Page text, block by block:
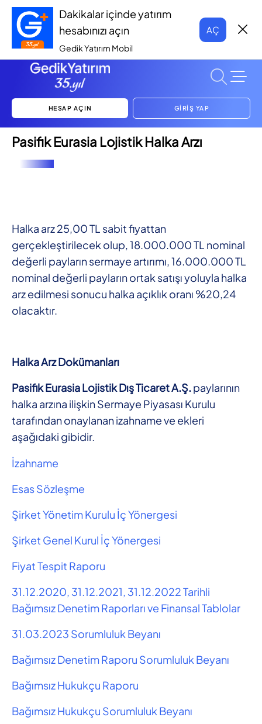
Dakikalar içinde yatırım
hesabınızı açın
Gedik Yatırım Mobil
AÇ
HESAP AÇIN GİRİŞ YAP
Pasifik Eurasia Lojistik Halka Arzı
Halka arz 25,00 TL sabit fiyattan
gerçekleştirilecek olup, 18.000.000 TL nominal
değerli payların sermaye artırımı, 16.000.000 TL
nominal değerli payların ortak satışı yoluyla halka
arz edilmesi sonucu halka açıklık oranı %20,24
olacaktır.
Halka Arz Dokümanları
Pasifik Eurasia Lojistik Dış Ticaret A.Ş. paylarının
halka arzına ilişkin Sermaye Piyasası Kurulu
tarafından onaylanan izahname ve ekleri
aşağıdaki gibidir.
İzahname
Esas Sözleşme
Şirket Yönetim Kurulu İç Yönergesi
Şirket Genel Kurul İç Yönergesi
Fiyat Tespit Raporu
31.12.2020, 31.12.2021, 31.12.2022 Tarihli
Bağımsız Denetim Raporları ve Finansal Tablolar
31.03.2023 Sorumluluk Beyanı
Bağımsız Denetim Raporu Sorumluluk Beyanı
Bağımsız Hukukçu Raporu
Bağımsız Hukukçu Sorumluluk Beyanı